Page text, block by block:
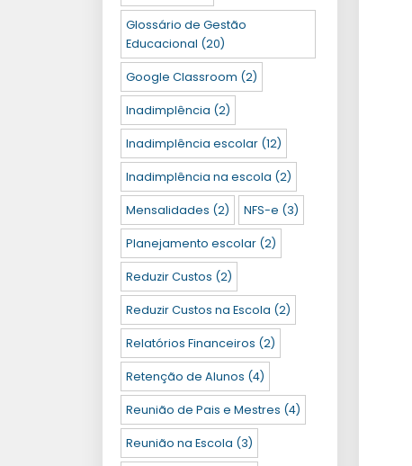
Glossário de Gestão
Educacional (20)
Google Classroom (2)
Inadimplência (2)
Inadimplência escolar (12)
Inadimplência na escola (2)
Mensalidades (2) NFS-e (3)
Planejamento escolar (2)
Reduzir Custos (2)
Reduzir Custos na Escola (2)
Relatórios Financeiros (2)
Retenção de Alunos (4)
Reunião de Pais e Mestres (4)
Reunião na Escola (3)